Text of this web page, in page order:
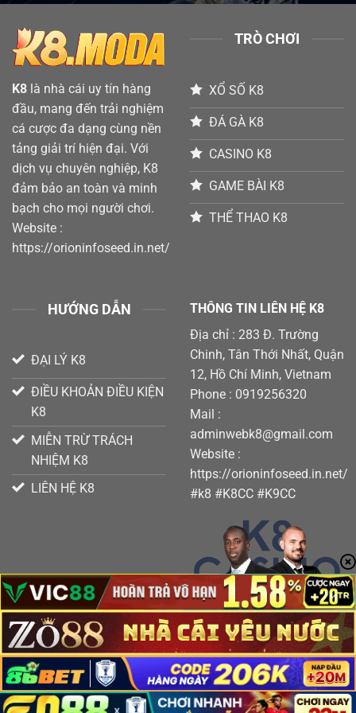
Đâu
Đậm
Bằng
Thuật
Thông
Minh
K8 là nhà cái uy tín hàng
đầu, mang đến trải nghiệm
cá cược đa dạng cùng nền
tảng giải trí hiện đại. Với
dịch vụ chuyên nghiệp, K8
đảm bảo an toàn và minh
bạch cho mọi người chơi.
Website :
https://orioninfoseed.in.net/
TRÒ CHƠI
XỔ SỐ K8
ĐÁ GÀ K8
CASINO K8
GAME BÀI K8
THỂ THAO K8
HƯỚNG DẪN
ĐẠI LÝ K8
ĐIỀU KHOẢN ĐIỀU KIỆN
K8
MIỄN TRỪ TRÁCH
NHIỆM K8
LIÊN HỆ K8
THÔNG TIN LIÊN HỆ K8
Địa chỉ : 283 Đ. Trường
Chinh, Tân Thới Nhất, Quận
12, Hồ Chí Minh, Vietnam
Phone : 0919256320
Mail :
adminwebk8@gmail.com
Website :
https://orioninfoseed.in.net/
#k8 #K8CC #K9CC
Copyright 2026 ©K8 - K8CC - K9CC